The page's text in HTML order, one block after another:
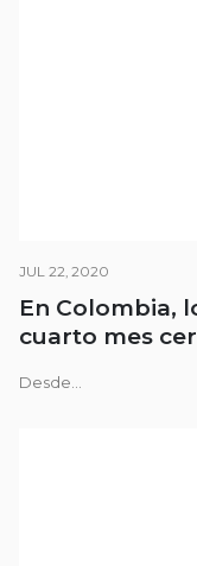
JUL 22, 2020
En Colombia,
cuarto mes
Desde...